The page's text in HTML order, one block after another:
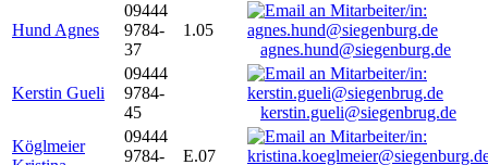
Hund Agnes
09444
9784-
37
1.05
agnes.hund@siegenburg.de
Kerstin Gueli
09444
9784-
45
kerstin.gueli@siegenbrug.de
Köglmeier
09444
9784-
E.07